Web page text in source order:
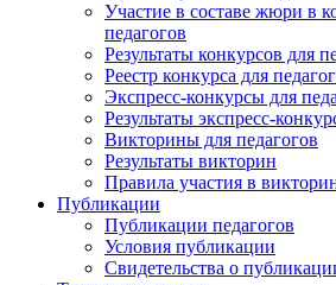
Участие в составе жюри в
педагогов
Результаты конкурсов для
Реестр конкурса для
Экспресс-конкурсы для
Результаты экспресс-
Викторины для педагогов
Результаты викторин
Правила участия в
Публикации
Публикации педагогов
Условия публикации
Свидетельства о